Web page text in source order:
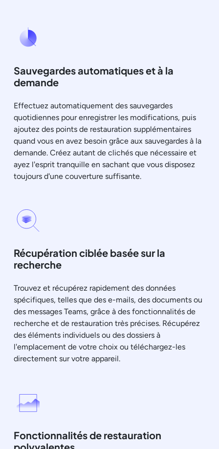
Sauvegardes automatiques et à la
demande
Effectuez automatiquement des sauvegardes
quotidiennes pour enregistrer les modifications, puis
ajoutez des points de restauration supplémentaires
quand vous en avez besoin grâce aux sauvegardes à la
demande. Créez autant de clichés que nécessaire et
ayez l'esprit tranquille en sachant que vous disposez
toujours d'une couverture suffisante.
Récupération ciblée basée sur la
recherche
Trouvez et récupérez rapidement des données
spécifiques, telles que des e-mails, des documents ou
des messages Teams, grâce à des fonctionnalités de
recherche et de restauration très précises. Récupérez
des éléments individuels ou des dossiers à
l'emplacement de votre choix ou téléchargez-les
directement sur votre appareil.
Fonctionnalités de restauration